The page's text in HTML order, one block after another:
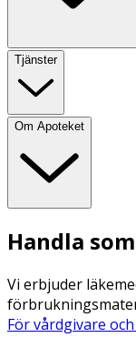
Tjänster
Om Apoteket
Handla
Vi erbjuder
För vårdgivare